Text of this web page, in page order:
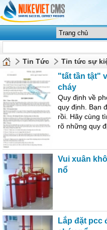
Tin Tức Tin tức sự
"tất tần tật"
cháy
Quy định về
quy định. Bạn
rồi. Hãy cùng
rõ những quy
Vui xuân
nổ
Lắp đặt pcc